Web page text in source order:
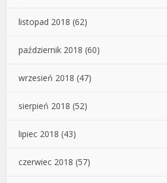
listopad 2018 (62)
październik 2018 (60)
wrzesień 2018 (47)
sierpień 2018 (52)
lipiec 2018 (43)
czerwiec 2018 (57)